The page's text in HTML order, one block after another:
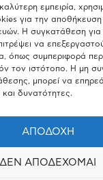
εμπειρία,
για την
Η συγκατάθεση για
να
όπως συμπεριφορά
τον ιστότοπο. Η μη
μπορεί να
και δυνατότητες.
ΑΠΟΔΟΧΉ
ΔΕΝ ΑΠΟΔΈΧΟΜΑΙ
Τ.Κ. 32009
15126 Μαρούσι,